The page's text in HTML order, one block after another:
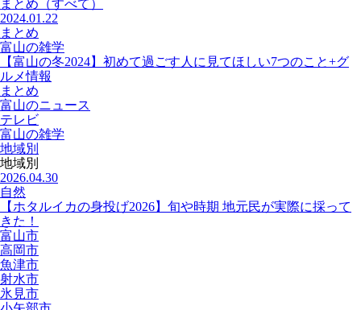
まとめ （すべて）
2024.01.22
まとめ
富山の雑学
【富山の冬2024】初めて過ごす人に見てほしい7つのこと+グ
ルメ情報
まとめ
富山のニュース
テレビ
富山の雑学
地域別
地域別
2026.04.30
自然
【ホタルイカの身投げ2026】旬や時期 地元民が実際に採って
きた！
富山市
高岡市
魚津市
射水市
氷見市